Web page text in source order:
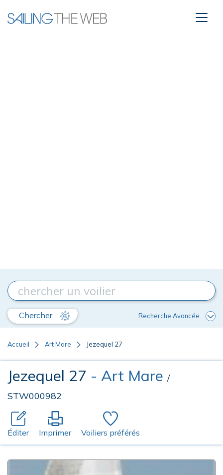
Chercher Recherche Avancée
Accueil Art Mare Jezequel 27
Jezequel 27 - Art Mare /
STW000982
Éditer Imprimer Voiliers préférés